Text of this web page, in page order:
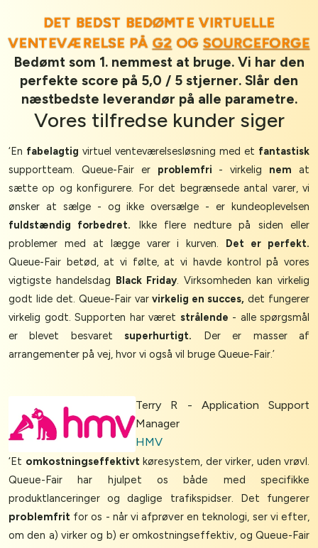
DET BEDST BEDØMTE VIRTUELLE
VENTEVÆRELSE PÅ G2OG SOURCEFORGE
Bedømt som 1. nemmest at bruge. Vi har den
perfekte score på 5,0 / 5 stjerner. Slår den
næstbedste leverandør på alle parametre.
Vores tilfredse kunder siger
‘En fabelagtig virtuel venteværelsesløsning med et fantastisk
supportteam. Queue-Fair er problemfri - virkelig nem at
sætte op og konfigurere. For det begrænsede antal varer, vi
ønsker at sælge - og ikke oversælge - er kundeoplevelsen
fuldstændig forbedret. Ikke flere nedture på siden eller
problemer med at lægge varer i kurven. Det er perfekt.
Queue-Fair betød, at vi følte, at vi havde kontrol på vores
vigtigste handelsdag Black Friday. Virksomheden kan virkelig
godt lide det. Queue-Fair varvirkelig en succes, det fungerer
virkelig godt. Supporten har været strålende - alle spørgsmål
er blevet besvaretsuperhurtigt. Der er masser af
arrangementer på vej, hvor vi også vil bruge Queue-Fair.’
Terry R - Application Support
Manager
HMV
‘Et omkostningseffektivt køresystem, der virker, uden vrøvl.
Queue-Fair har hjulpet os både med specifikke
produktlanceringer og daglige trafikspidser. Det fungerer
problemfrit for os - når vi afprøver en teknologi, ser vi efter,
om den a) virker og b) er omkostningseffektiv, og Queue-Fair